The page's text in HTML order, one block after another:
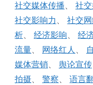
社交媒体传播、 社
社交影响力 、 社交
析、 经济影响、 经
流量、 网络红人 、
媒体营销、 舆论宣传
拍摄、 警察、 语言